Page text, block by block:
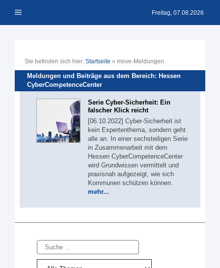
Inhalt Menü Freitag, 07.08.2026
Sie befinden sich hier: Startseite » move-Meldungen
Meldungen und Beiträge aus dem Bereich: Hessen
CyberCompetenceCenter
Serie Cyber-Sicherheit: Ein
falscher Klick reicht
[06.10.2022] Cyber-Sicherheit ist
kein Expertenthema, sondern geht
alle an. In einer sechsteiligen Serie
in Zusammenarbeit mit dem
Hessen CyberCompetenceCenter
wird Grundwissen vermittelt und
praxisnah aufgezeigt, wie sich
Kommunen schützen können.
mehr...
Suche